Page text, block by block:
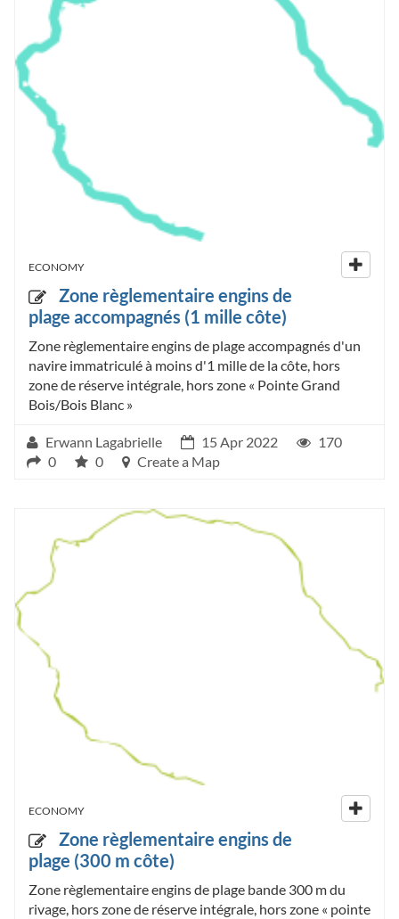
ECONOMY
Zone règlementaire engins de
plage accompagnés (1 mille côte)
Zone règlementaire engins de plage accompagnés d'un
navire immatriculé à moins d'1 mille de la côte, hors
zone de réserve intégrale, hors zone « Pointe Grand
Bois/Bois Blanc »
Erwann Lagabrielle 15 Apr 2022
170
0
0 Create a Map
ECONOMY
Zone règlementaire engins de
plage (300 m côte)
Zone règlementaire engins de plage bande 300 m du
rivage, hors zone de réserve intégrale, hors zone « pointe